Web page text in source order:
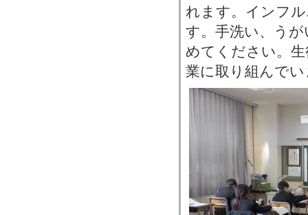
れます。インフ
す。手洗い、う
めてください。
業に取り組んで